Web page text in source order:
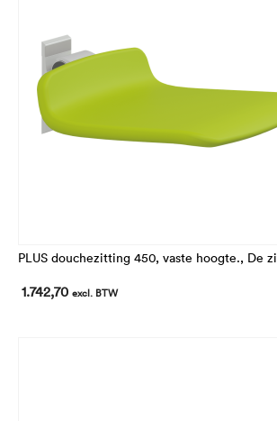
PLUS douchezitting 450, vaste hoogte., De
1.742,70 excl. BTW